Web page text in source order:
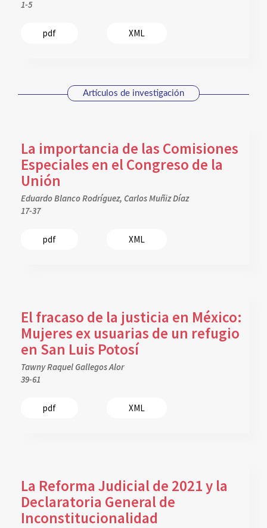
1-5
pdf XML
Artículos de investigación
La importancia de las Comisiones
Especiales en el Congreso de la
Unión
Eduardo Blanco Rodríguez, Carlos Muñiz Díaz
17-37
pdf XML
El fracaso de la justicia en México:
Mujeres ex usuarias de un refugio
en San Luis Potosí
Tawny Raquel Gallegos Alor
39-61
pdf XML
La Reforma Judicial de 2021 y la
Declaratoria General de
Inconstitucionalidad